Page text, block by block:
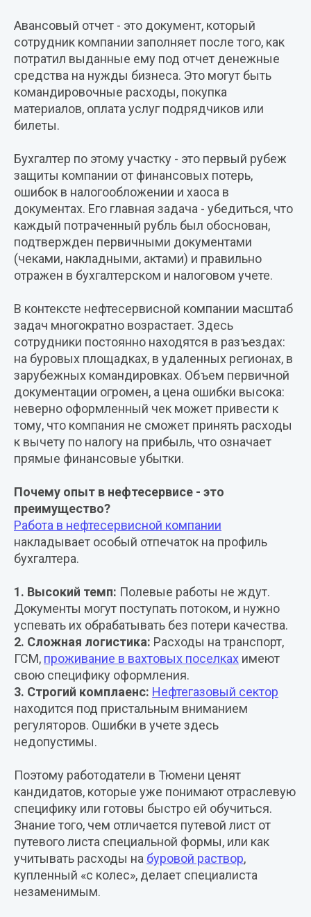
Авансовый отчет - это документ, который
сотрудник компании заполняет после того, как
потратил выданные ему под отчет денежные
средства на нужды бизнеса. Это могут быть
командировочные расходы, покупка
материалов, оплата услуг подрядчиков или
билеты.
Бухгалтер по этому участку - это первый рубеж
защиты компании от финансовых потерь,
ошибок в налогообложении и хаоса в
документах. Его главная задача - убедиться, что
каждый потраченный рубль был обоснован,
подтвержден первичными документами
(чеками, накладными, актами) и правильно
отражен в бухгалтерском и налоговом учете.
В контексте нефтесервисной компании масштаб
задач многократно возрастает. Здесь
сотрудники постоянно находятся в разъездах:
на буровых площадках, в удаленных регионах, в
зарубежных командировках. Объем первичной
документации огромен, а цена ошибки высока:
неверно оформленный чек может привести к
тому, что компания не сможет принять расходы
к вычету по налогу на прибыль, что означает
прямые финансовые убытки.
Почему опыт в нефтесервисе - это
преимущество?
Работа в нефтесервисной компании
накладывает особый отпечаток на профиль
бухгалтера.
1. Высокий темп: Полевые работы не ждут.
Документы могут поступать потоком, и нужно
успевать их обрабатывать без потери качества.
2. Сложная логистика: Расходы на транспорт,
ГСМ, проживание в вахтовых поселках имеют
свою специфику оформления.
3. Строгий комплаенс: Нефтегазовый сектор
находится под пристальным вниманием
регуляторов. Ошибки в учете здесь
недопустимы.
Поэтому работодатели в Тюмени ценят
кандидатов, которые уже понимают отраслевую
специфику или готовы быстро ей обучиться.
Знание того, чем отличается путевой лист от
путевого листа специальной формы, или как
учитывать расходы на буровой раствор,
купленный «с колес», делает специалиста
незаменимым.